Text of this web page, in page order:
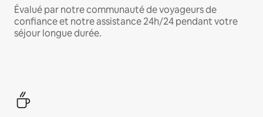
Évalué par notre communauté de voyageurs de
confiance et notre assistance 24h/24 pendant votre
séjour longue durée.